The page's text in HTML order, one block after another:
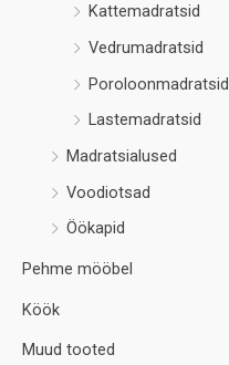
Kattemadratsid
Vedrumadratsid
Poroloonmadratsid
Lastemadratsid
Madratsialused
Voodiotsad
Öökapid
Pehme mööbel
Köök
Muud tooted